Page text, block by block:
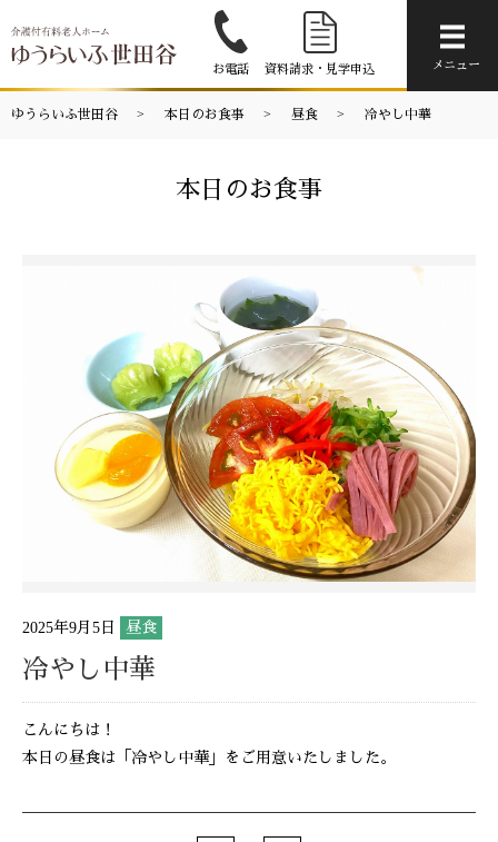
お電話 資料請求・見学申込 メニュー
ゆうらいふ世田谷 本日のお食事 昼食 冷やし中華
本日のお食事
2025年9月5日 昼食
冷やし中華
こんにちは！
本日の昼食は「冷やし中華」をご用意いたしました。